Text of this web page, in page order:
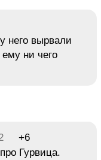
него вырвали
ни чего
+6
Гурвица.